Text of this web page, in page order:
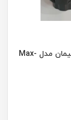
مخلوط کن آسیاب 2 کاره ال ای دار ماکسیمان مدل Max-